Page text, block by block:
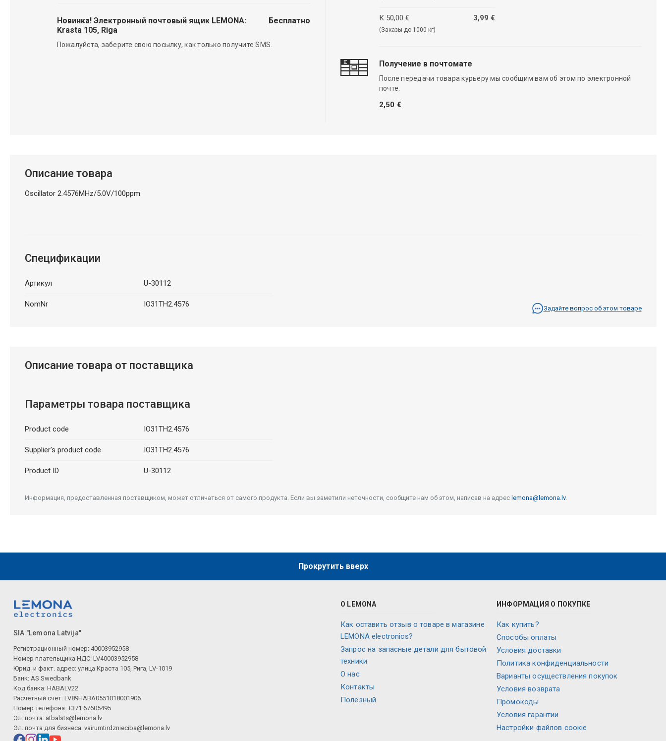
Новинка! Электронный почтовый ящик LEMONA:
Krasta 105, Riga
Бесплатно
Пожалуйста, заберите свою посылку, как только получите SMS.
К 50,00 €
(Заказы до 1000 кг)
3,99 €
Получение в почтомате
После передачи товара курьеру мы сообщим вам об этом по электронной
почте.
2,50 €
Описание товара
Oscillator 2.4576MHz/5.0V/100ppm
Спецификации
Артикул U-30112
NomNr IO31TH2.4576 Задайте вопрос об этом товаре
Описание товара от поставщика
Параметры товара поставщика
Product code IO31TH2.4576
Supplier's product code IO31TH2.4576
Product ID U-30112
Информация, предоставленная поставщиком, может отличаться от самого продукта. Если вы заметили неточности, сообщите нам об этом, написав на адрес lemona@lemona.lv.
Прокрутить вверх
SIA "Lemona Latvija"
Регистрационный номер: 40003952958
Номер плательщика НДС: LV40003952958
Юрид. и факт. адрес: улица Краста 105, Рига, LV-1019
Банк: AS Swedbank
Код банка: HABALV22
Расчетный счет: LV89HABA0551018001906
Номер телефона: +371 67605495
Эл. почта: atbalsts@lemona.lv
Эл. почта для бизнеса: vairumtirdznieciba@lemona.lv
О LEMONA
Как оставить отзыв о товаре в магазине
LEMONA electronics?
Запрос на запасные детали для бытовой
техники
О нас
Контакты
Полезный
ИНФОРМАЦИЯ О ПОКУПКЕ
Как купить?
Способы оплаты
Условия доставки
Политика конфиденциальности
Варианты осуществления покупок
Условия возврата
Промокоды
Условия гарантии
Настройки файлов соокіе